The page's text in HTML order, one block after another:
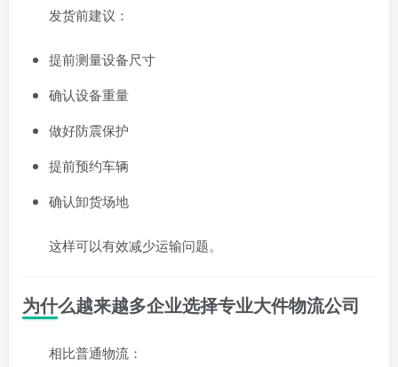
发货前建议：
提前测量设备尺寸
确认设备重量
做好防震保护
提前预约车辆
确认卸货场地
这样可以有效减少运输问题。
为什么越来越多企业选择专业大件物流公司
相比普通物流：